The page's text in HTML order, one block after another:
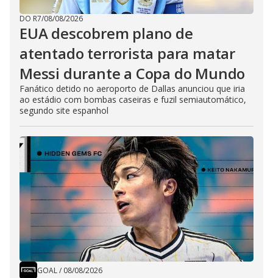
DO R7/08/08/2026
EUA descobrem plano de
atentado terrorista para matar
Messi durante a Copa do Mundo
Fanático detido no aeroporto de Dallas anunciou que iria
ao estádio com bombas caseiras e fuzil semiautomático,
segundo site espanhol
GOAL/ 08/08/2026